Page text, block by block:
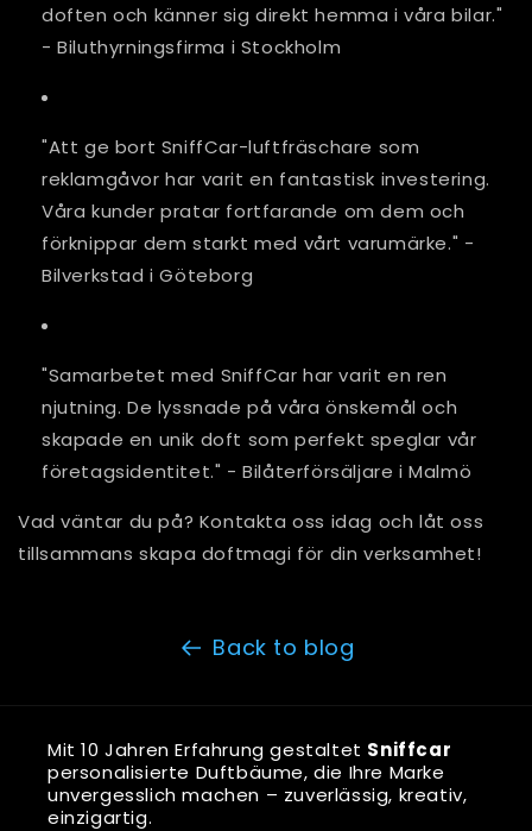
doften och känner sig direkt hemma i våra bilar."
- Biluthyrningsfirma i Stockholm
"Att ge bort SniffCar-luftfräschare som
reklamgåvor har varit en fantastisk investering.
Våra kunder pratar fortfarande om dem och
förknippar dem starkt med vårt varumärke." -
Bilverkstad i Göteborg
"Samarbetet med SniffCar har varit en ren
njutning. De lyssnade på våra önskemål och
skapade en unik doft som perfekt speglar vår
företagsidentitet." - Bilåterförsäljare i Malmö
Vad väntar du på? Kontakta oss idag och låt oss
tillsammans skapa doftmagi för din verksamhet!
Back to blog
Mit 10 Jahren Erfahrung gestaltet Sniffcar
personalisierte Duftbäume, die Ihre Marke
unvergesslich machen – zuverlässig, kreativ,
einzigartig.